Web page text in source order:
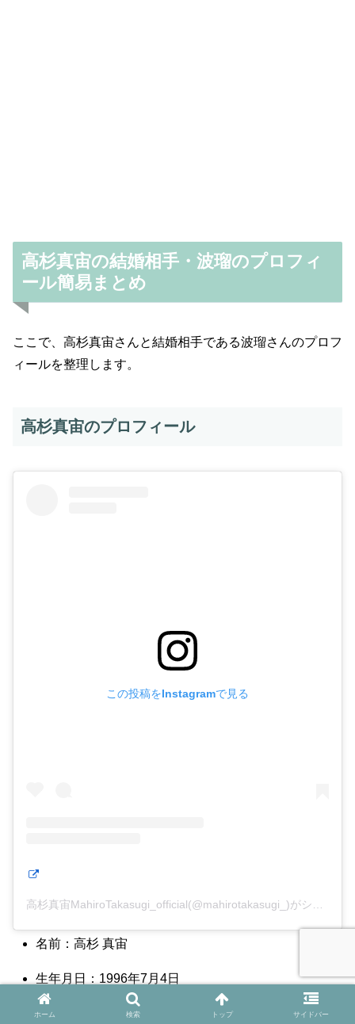
高杉真宙の結婚相手・波瑠のプロフィ
ール簡易まとめ
ここで、高杉真宙さんと結婚相手である波瑠さんのプロフ
ィールを整理します。
高杉真宙のプロフィール
この投稿をInstagramで見る
高杉真宙MahiroTakasugi_official(@mahirotakasugi_)がシェアした投稿
名前：高杉 真宙
生年月日：1996年7月4日
年齢：29歳（2025年12月現在）
ホーム 検索 トップ サイドバー